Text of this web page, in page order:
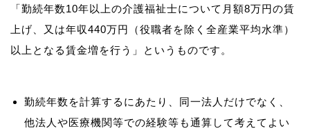
「勤続年数10年以上の介護福祉士について月額8万円の賃
上げ、又は年収440万円（役職者を除く全産業平均水準）
勤続年数を計算するにあたり、同一法人だけでなく、
他法人や医療機関等での経験等も通算して考えてよい